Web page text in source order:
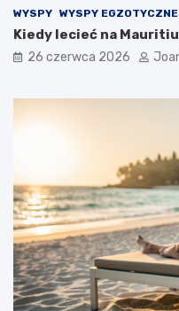
WYSPY WYSPY EGZOTYCZNE
Kiedy lecieć na
26 czerwca 2026